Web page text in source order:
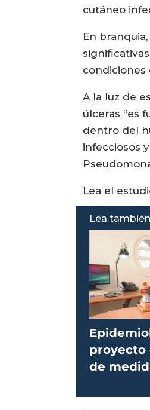
cutáneo
En
condiciones
A la luz de
úlceras “es
dentro del
infecciosos
Lea el
Lea
proyecto
de